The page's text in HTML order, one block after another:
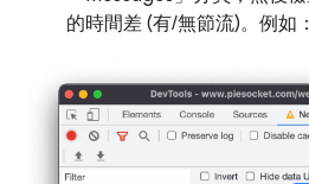
的時間差 (有/無節流)。例如：